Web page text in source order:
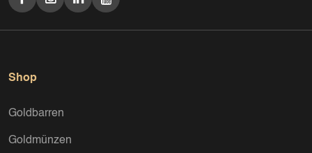
Shop
Goldbarren
Goldmünzen